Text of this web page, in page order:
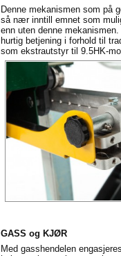
Denne mekanismen som på
så nær inntill emnet som
enn uten denne
hurtig betjening i forhold til
som ekstrautstyr til 9.5HK-
GASS og KJØR
Med gasshendelen